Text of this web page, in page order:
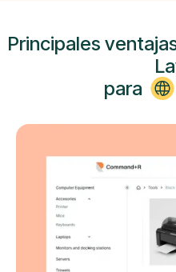
Principales
para